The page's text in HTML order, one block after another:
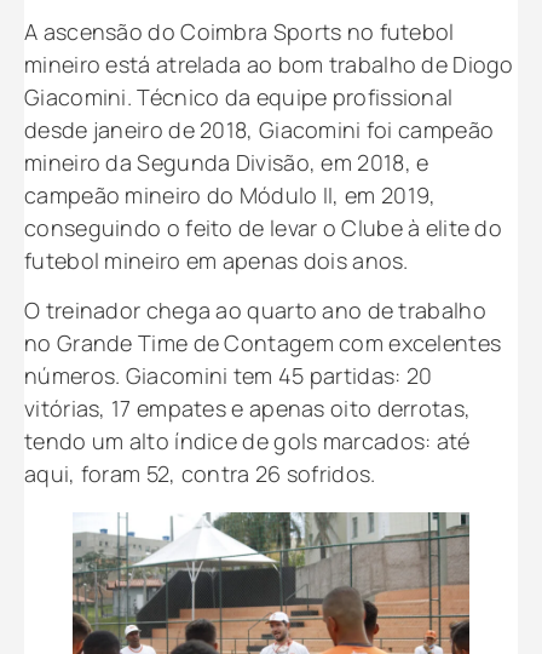
A ascensão do Coimbra Sports no futebol
mineiro está atrelada ao bom trabalho de Diogo
Giacomini. Técnico da equipe profissional
desde janeiro de 2018, Giacomini foi campeão
mineiro da Segunda Divisão, em 2018, e
campeão mineiro do Módulo II, em 2019,
conseguindo o feito de levar o Clube à elite do
futebol mineiro em apenas dois anos.
O treinador chega ao quarto ano de trabalho
no Grande Time de Contagem com excelentes
números. Giacomini tem 45 partidas: 20
vitórias, 17 empates e apenas oito derrotas,
tendo um alto índice de gols marcados: até
aqui, foram 52, contra 26 sofridos.